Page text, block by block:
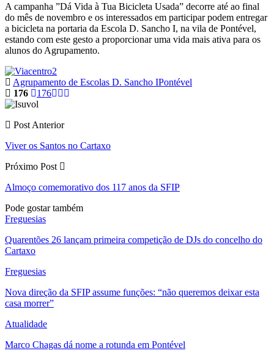
A campanha ”Dá Vida à Tua Bicicleta Usada” decorre até ao final
do mês de novembro e os interessados em participar podem entregar
a bicicleta na portaria da Escola D. Sancho I, na vila de Pontével,
estando com este gesto a proporcionar uma vida mais ativa para os
alunos do Agrupamento.
Agrupamento de Escolas D. Sancho IPontével
176
176
Post Anterior
Viver os Santos no Cartaxo
Próximo Post
Almoço comemorativo dos 117 anos da SFIP
Pode gostar também
Freguesias
Quarentões 26 lançam primeira competição de DJs do concelho do
Cartaxo
Freguesias
Nova direção da SFIP assume funções: “não queremos deixar esta
casa morrer”
Atualidade
Marco Chagas dá nome a rotunda em Pontével